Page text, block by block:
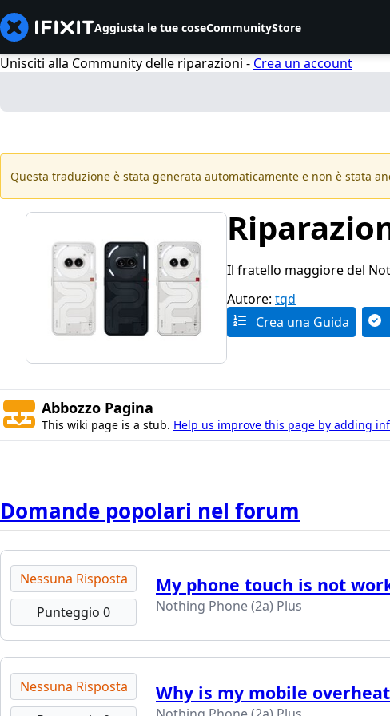
Aggiusta le tue coseCommunityStore
Unisciti alla Community delle riparazioni - Crea un account
Questa traduzione è stata generata automaticamente e non è stata
Il fratello maggiore del
Autore: tqd
Crea una Guida
Abbozzo Pagina
This wiki page is a stub. Help us improve this page by adding
Domande popolari nel forum
Nessuna Risposta
Punteggio 0
My phone touch is not
Nothing Phone (2a) Plus
Nessuna Risposta
Why is my mobile